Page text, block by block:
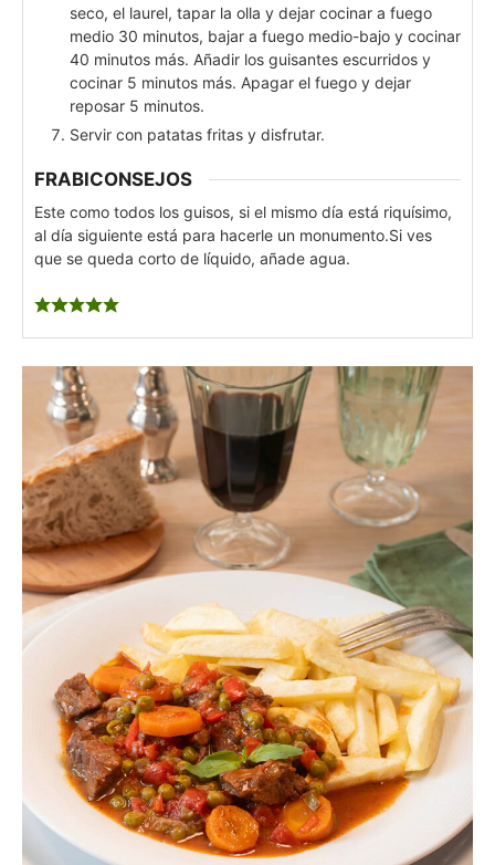
seco, el laurel, tapar la olla y dejar cocinar a fuego
medio 30 minutos, bajar a fuego medio-bajo y cocinar
40 minutos más. Añadir los guisantes escurridos y
cocinar 5 minutos más. Apagar el fuego y dejar
reposar 5 minutos.
Servir con patatas fritas y disfrutar.
FRABICONSEJOS
Este como todos los guisos, si el mismo día está riquísimo,
al día siguiente está para hacerle un monumento.Si ves
que se queda corto de líquido, añade agua.